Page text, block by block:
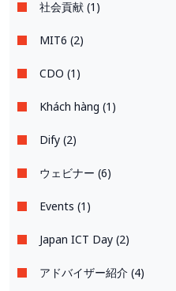
社会貢献 (1)
MIT6 (2)
CDO (1)
Khách hàng (1)
Dify (2)
ウェビナー (6)
Events (1)
Japan ICT Day (2)
アドバイザー紹介 (4)